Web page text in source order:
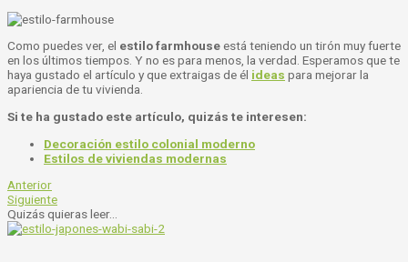
Como puedes ver, el estilo farmhouseestá teniendo un tirón muy fuerte
en los últimos tiempos. Y no es para menos, la verdad. Esperamos que te
haya gustado el artículo y que extraigas de él ideas para mejorar la
apariencia de tu vivienda.
Si te ha gustado este artículo, quizás te interesen:
Decoración estilo colonial moderno
Estilos de viviendas modernas
Anterior
Siguiente
Quizás quieras leer...